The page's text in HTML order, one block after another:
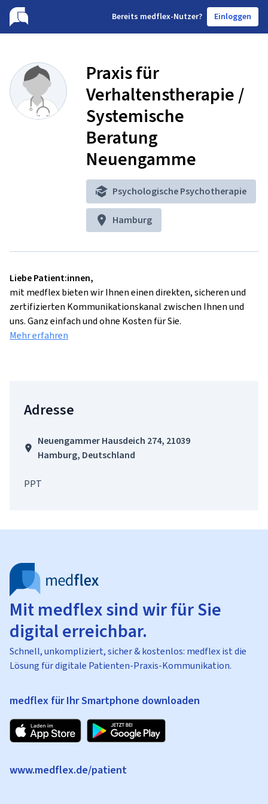
Bereits medflex-Nutzer? Einloggen
Praxis für
Verhaltenstherapie /
Systemische
Beratung
Neuengamme
Psychologische Psychotherapie
Hamburg
Liebe Patient:innen,
mit medflex bieten wir Ihnen einen direkten, sicheren und
zertifizierten Kommunikationskanal zwischen Ihnen und
uns. Ganz einfach und ohne Kosten für Sie.
Mehr erfahren
Adresse
Neuengammer Hausdeich 274, 21039
Hamburg, Deutschland
PPT
Mit medflex sind wir für Sie
digital erreichbar.
Schnell, unkompliziert, sicher & kostenlos: medflex ist die
Lösung für digitale Patienten-Praxis-Kommunikation.
medflex für Ihr Smartphone downloaden
www.medflex.de/patient